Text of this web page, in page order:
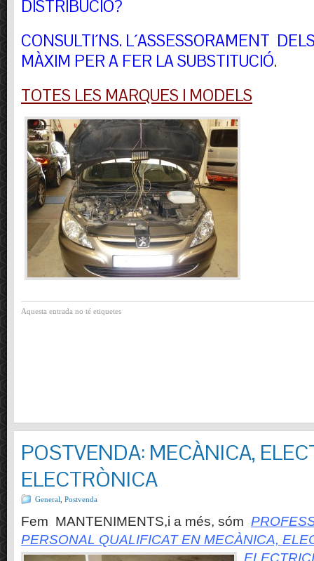
DISTRIBUCIÓ?
CONSULTI´NS. L´ASSESSORAMENT
MÀXIM PER A FER LA SUBSTITUCIÓ.
TOTES LES MARQUES I MODELS
Aquesta entrada no té etiquetes
POSTVENDA: MECÀNICA,
ELECTRÒNICA
General Postvenda
Fem MANTENIMENTS,i a més, sóm
PERSONAL QUALIFICAT EN MECÀNICA,